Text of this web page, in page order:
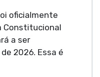
oficialmente
Constitucional
a ser
2026. Essa é